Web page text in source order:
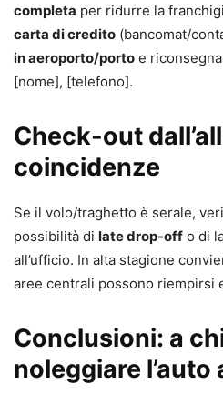
completa per ridurre la
carta di credito (bancomat/
in aeroporto/porto e
[nome], [telefono].
Check-out
coincidenze
Se il volo/traghetto è serale,
possibilità di late drop-off o di
all’ufficio. In alta stagione
aree centrali possono riempirsi
Conclusioni: a
noleggiare l’auto